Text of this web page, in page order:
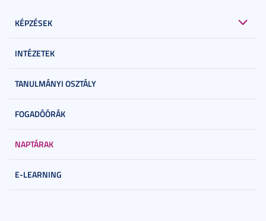
KÉPZÉSEK
INTÉZETEK
TANULMÁNYI OSZTÁLY
FOGADÓÓRÁK
NAPTÁRAK
E-LEARNING